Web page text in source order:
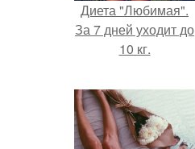
Диета "Любимая".
За 7 дней уходит до
10 кг.